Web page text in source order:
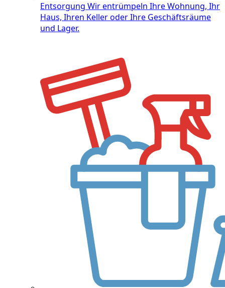
Entsorgung Wir entrümpeln Ihre Wohnung, Ihr
Haus, Ihren Keller oder Ihre Geschäftsräume
und Lager.